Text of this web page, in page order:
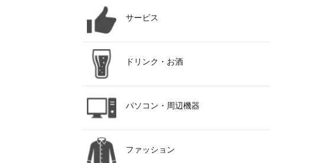
サービス
ドリンク・お酒
パソコン・周辺機器
ファッション